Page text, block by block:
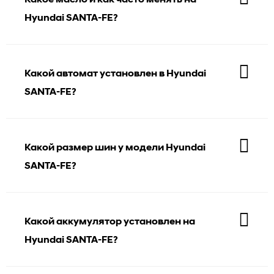
Hyundai SANTA-FE?
Какой автомат установлен в Hyundai
SANTA-FE?
Какой размер шин у модели Hyundai
SANTA-FE?
Какой аккумулятор установлен на
Hyundai SANTA-FE?